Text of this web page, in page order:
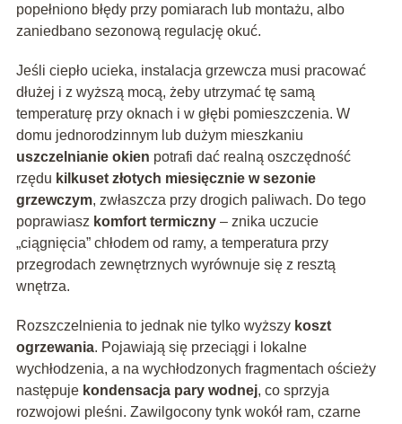
popełniono błędy przy pomiarach lub montażu, albo
zaniedbano sezonową regulację okuć.
Jeśli ciepło ucieka, instalacja grzewcza musi pracować
dłużej i z wyższą mocą, żeby utrzymać tę samą
temperaturę przy oknach i w głębi pomieszczenia. W
domu jednorodzinnym lub dużym mieszkaniu
uszczelnianie okien potrafi dać realną oszczędność
rzędu kilkuset złotych miesięcznie w sezonie
grzewczym, zwłaszcza przy drogich paliwach. Do tego
poprawiasz komfort termiczny– znika uczucie
„ciągnięcia” chłodem od ramy, a temperatura przy
przegrodach zewnętrznych wyrównuje się z resztą
wnętrza.
Rozszczelnienia to jednak nie tylko wyższy koszt
ogrzewania. Pojawiają się przeciągi i lokalne
wychłodzenia, a na wychłodzonych fragmentach ościeży
następuje kondensacja pary wodnej, co sprzyja
rozwojowi pleśni. Zawilgocony tynk wokół ram, czarne